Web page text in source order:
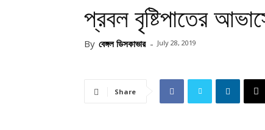
প্রবল বৃষ্টিপাতের
By বেঙ্গল ডিসকাভার - July 28, 2019
Share